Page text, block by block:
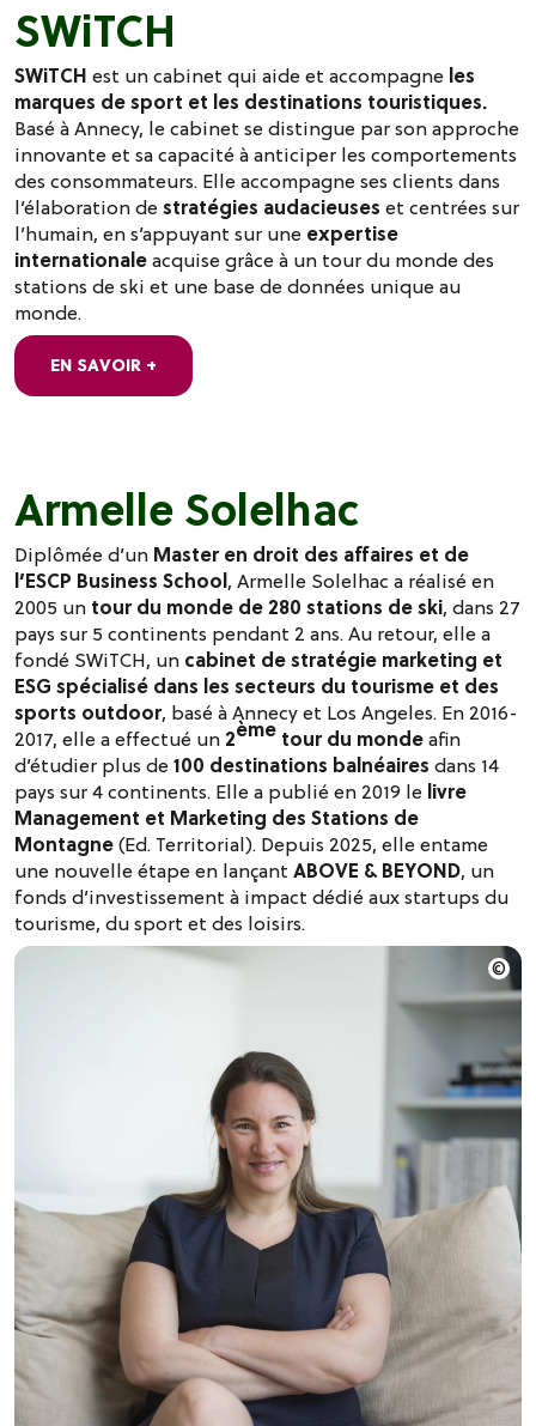
SWiTCH
SWiTCH est un cabinet qui aide et accompagne les
marques de sport et les destinations touristiques.
Basé à Annecy, le cabinet se distingue par son approche
innovante et sa capacité à anticiper les comportements
des consommateurs. Elle accompagne ses clients dans
l’élaboration destratégies audacieuses et centrées sur
l’humain, en s’appuyant sur une expertise
internationaleacquise grâce à un tour du monde des
stations de ski et une base de données unique au
monde.
EN SAVOIR +
Armelle Solelhac
Diplômée d’un Master en droit des affaires et de
l’ESCP Business School, Armelle Solelhac a réalisé en
2005 un tour du monde de 280 stations de ski, dans 27
pays sur 5 continents pendant 2 ans. Au retour, elle a
fondé SWiTCH, un cabinet de stratégie marketing et
ESG spécialisé dans les secteurs du tourisme et des
sports outdoor, basé à Annecy et Los Angeles. En 2016-
2017, elle a effectué un 2ème tour du mondeafin
d’étudier plus de100 destinations balnéaires dans 14
pays sur 4 continents. Elle a publié en 2019 le livre
Management et Marketing des Stations de
Montagne(Ed. Territorial). Depuis 2025, elle entame
une nouvelle étape en lançant ABOVE & BEYOND, un
fonds d’investissement à impact dédié aux startups du
tourisme, du sport et des loisirs.